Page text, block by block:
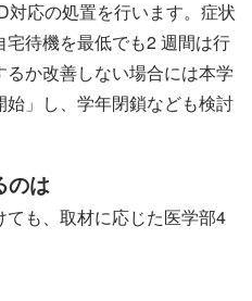
対応の処置を行います。症状
待機を最低でも2 週間は行
か改善しない場合には本学
」し、学年閉鎖なども検討
のは
も、取材に応じた医学部4